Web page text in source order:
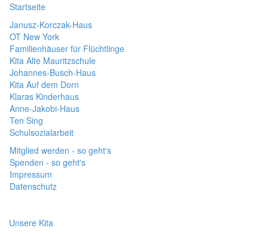
Startseite
Janusz-Korczak-Haus
OT New York
Familienhäuser für Flüchtlinge
Kita Alte Mauritzschule
Johannes-Busch-Haus
Kita Auf dem Dorn
Klaras Kinderhaus
Anne-Jakobi-Haus
Ten Sing
Schulsozialarbeit
Mitglied werden - so geht's
Spenden - so geht's
Impressum
Datenschutz
Unsere Kita